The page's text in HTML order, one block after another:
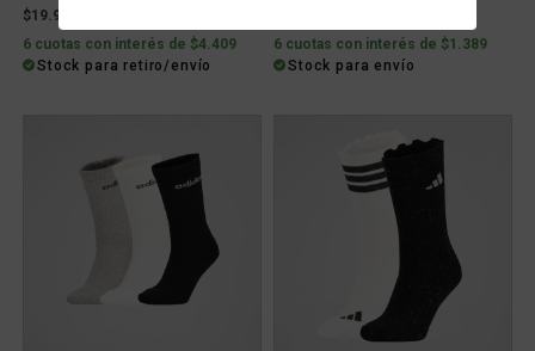
$19.999
6 cuotas con interés de $4.409
Stock para retiro/envío
6 cuotas con interés de $1.389
Stock para envío